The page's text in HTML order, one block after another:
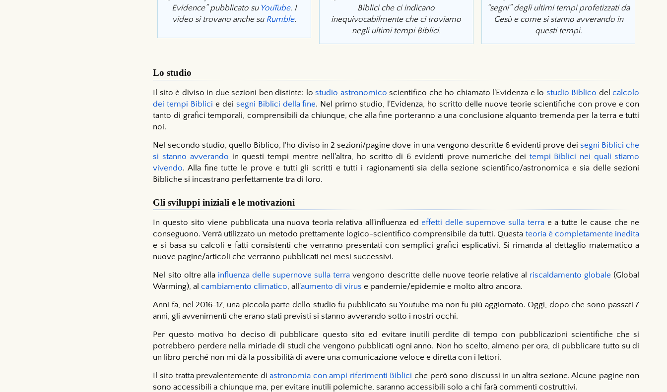
Evidence” pubblicato su YouTube. I
video si trovano anche su Rumble.
Biblici che ci indicano
inequivocabilmente che ci troviamo
negli ultimi tempi Biblici.
“segni” degli ultimi tempi profetizzati da
Gesù e come si stanno avverando in
questi tempi.
Lo studio
Il sito è diviso in due sezioni ben distinte: lo studio astronomico scientifico che ho chiamato l'Evidenza e lo studio Biblico delcalcolo
dei tempi Biblici e dei segni Biblici della fine. Nel primo studio, l'Evidenza, ho scritto delle nuove teorie scientifiche con prove e con
tanto di grafici temporali, comprensibili da chiunque, che alla fine porteranno a una conclusione alquanto tremenda per la terra e tutti
noi.
Nel secondo studio, quello Biblico, l'ho diviso in 2 sezioni/pagine dove in una vengono descritte 6 evidenti prove dei segni Biblici che
si stanno avverando in questi tempi mentre nell'altra, ho scritto di 6 evidenti prove numeriche dei tempi Biblici nei quali stiamo
vivendo. Alla fine tutte le prove e tutti gli scritti e tutti i ragionamenti sia della sezione scientifico/astronomica e sia delle sezioni
Bibliche si incastrano perfettamente tra di loro.
Gli sviluppi iniziali e le motivazioni
In questo sito viene pubblicata una nuova teoria relativa all'influenza edeffetti delle supernove sulla terrae a tutte le cause che ne
conseguono. Verrà utilizzato un metodo prettamente logico-scientifico comprensibile da tutti. Questa teoria è completamente inedita
e si basa su calcoli e fatti consistenti che verranno presentati con semplici grafici esplicativi. Si rimanda al dettaglio matematico a
nuove pagine/articoli che verranno pubblicati nei mesi successivi.
Nel sito oltre alla influenza delle supernove sulla terra vengono descritte delle nuove teorie relative al riscaldamento globale (Global
Warming), alcambiamento climatico, all'aumento di virus e pandemie/epidemie e molto altro ancora.
Anni fa, nel 2016-17, una piccola parte dello studio fu pubblicato su Youtube ma non fu più aggiornato. Oggi, dopo che sono passati 7
anni, gli avvenimenti che erano stati previsti si stanno avverando sotto i nostri occhi.
Per questo motivo ho deciso di pubblicare questo sito ed evitare inutili perdite di tempo con pubblicazioni scientifiche che si
potrebbero perdere nella miriade di studi che vengono pubblicati ogni anno. Non ho scelto, almeno per ora, di pubblicare tutto su di
un libro perché non mi dà la possibilità di avere una comunicazione veloce e diretta con i lettori.
Il sito tratta prevalentemente diastronomia con ampi riferimenti Biblici che però sono discussi in un altra sezione. Alcune pagine non
sono accessibili a chiunque ma, per evitare inutili polemiche, saranno accessibili solo a chi farà commenti costruttivi.